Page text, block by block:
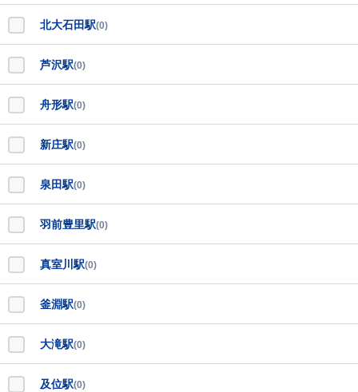
北大石田駅(0)
芦沢駅(0)
舟形駅(0)
新庄駅(0)
泉田駅(0)
羽前豊里駅(0)
真室川駅(0)
釜淵駅(0)
大滝駅(0)
及位駅(0)